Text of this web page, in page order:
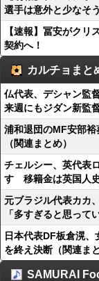
選手は意外と少なそ
【速報】冨安がクリ
契約へ！
カルチョまと
仏代表、デシャン監
来週にもジダン新監
浦和退団のMF安部裕
（関連まとめ）
チェルシー、英代表
す 移籍金は英国人
元ブラジル代表カカ
「多すぎると思って
日本代表DF板倉滉
を終え決断（関連まと
SAMURAI